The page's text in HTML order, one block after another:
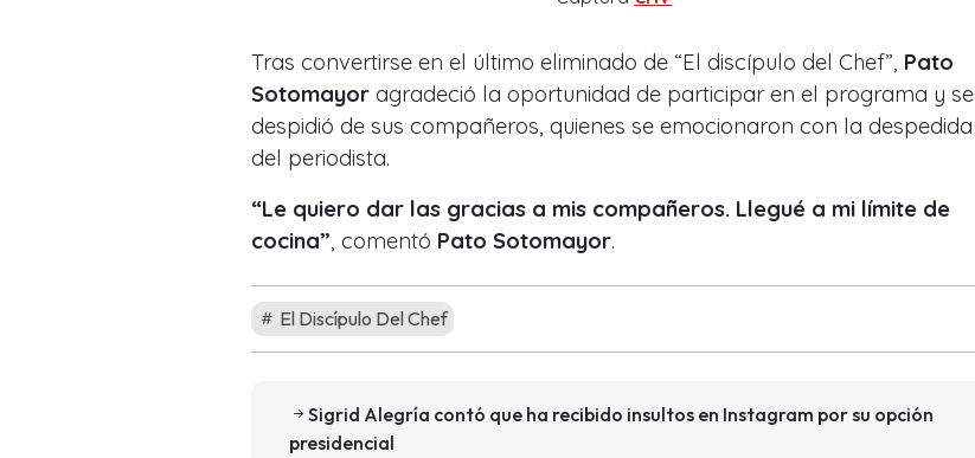
Tras convertirse en el último eliminado de “El discípulo del Chef”, Pato
Sotomayor agradeció la oportunidad de participar en el programa y se
despidió de sus compañeros, quienes se emocionaron con la despedida
del periodista.
“Le quiero dar las gracias a mis compañeros. Llegué a mi límite de
cocina”, comentó Pato Sotomayor.
El Discípulo Del Chef
Sigrid Alegría contó que ha recibido insultos en Instagram por su opción
presidencial